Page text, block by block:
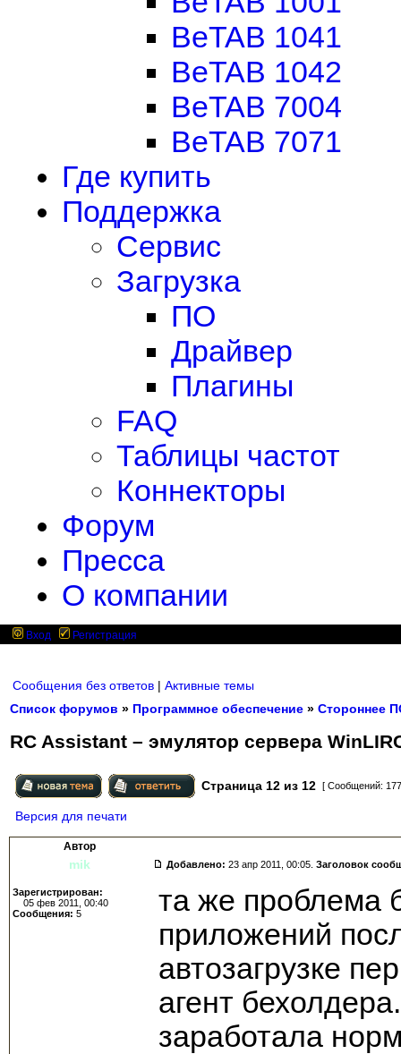
BeTAB 1041
BeTAB 1042
BeTAB 7004
BeTAB 7071
Где купить
Поддержка
Сервис
Загрузка
ПО
Драйвер
Плагины
FAQ
Таблицы частот
Коннекторы
Форум
Пресса
О компании
Вход Регистрация
Сообщения без ответов | Активные темы
Список форумов » Программное обеспечение » Стороннее
RC Assistant – эмулятор сервера
Страница 12 из 12 [ Сообщений:
Версия для печати
Автор
mik Добавлено: 23 апр 2011, 00:05. Заголовок
Зарегистрирован:
05 фев 2011, 00:40
Сообщения: 5
та же проблема
приложений
автозагрузке
агент
заработала